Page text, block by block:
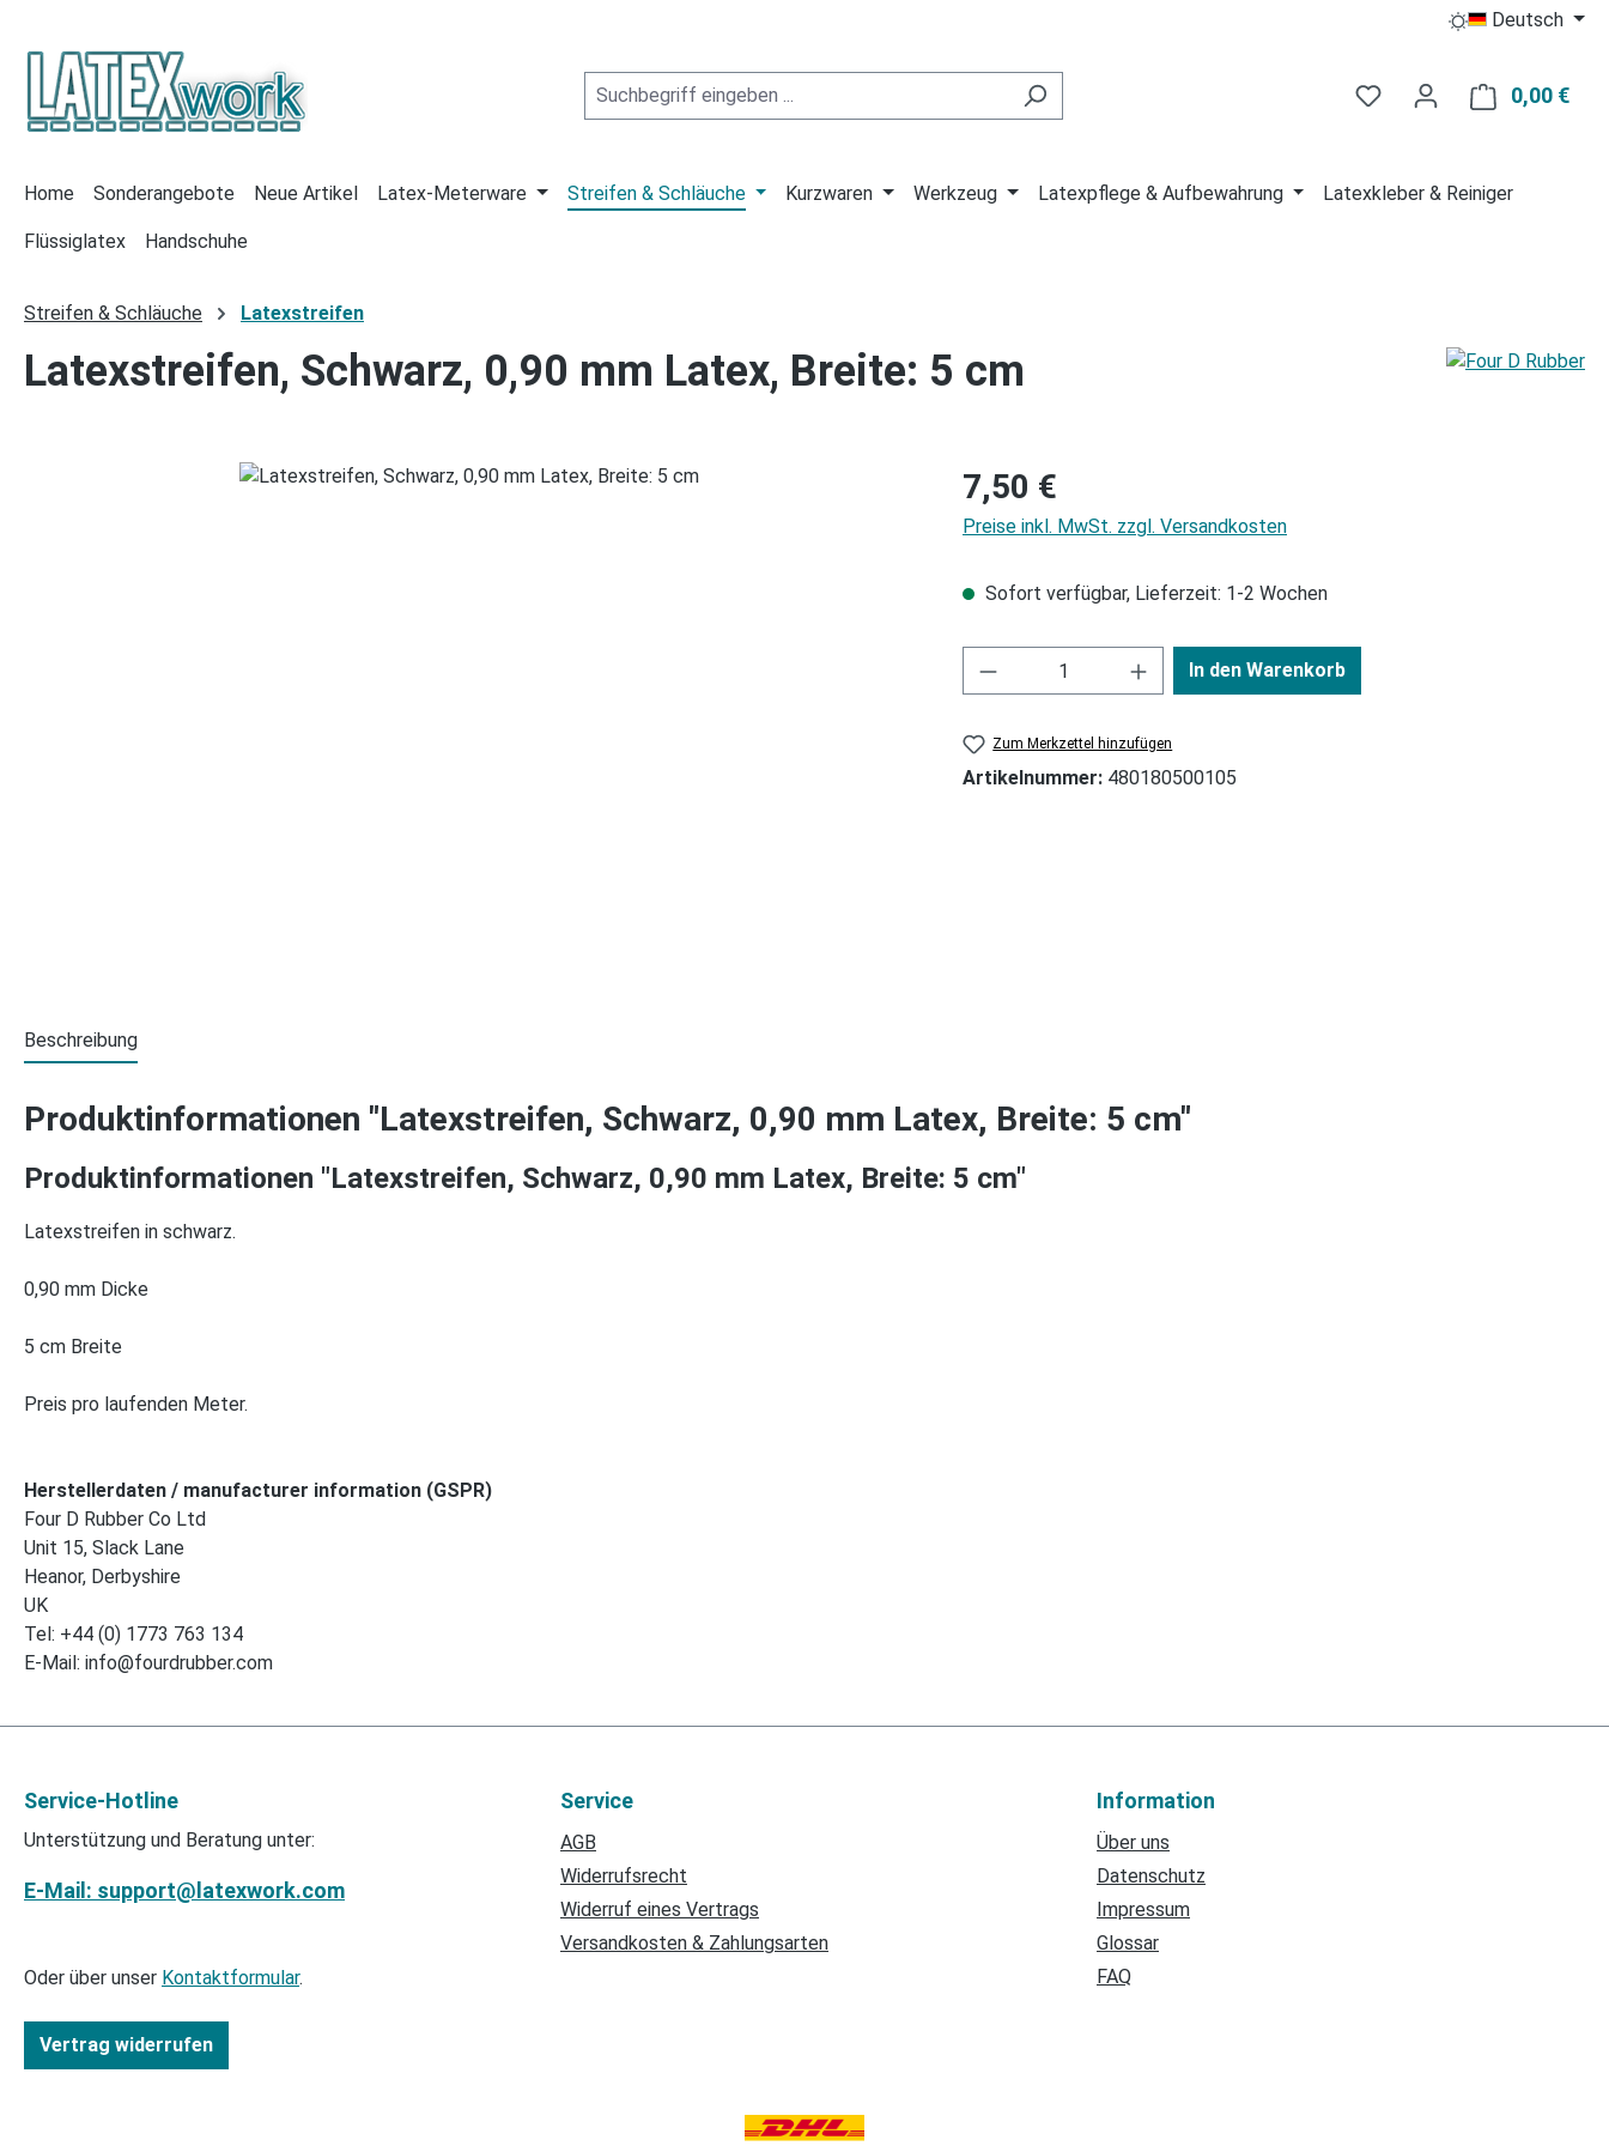
Deutsch
Du hast 0 Produkte auf
0,00 €
Home Sonderangebote Neue Artikel Latex-Meterware Streifen & Schläuche Kurzwaren Werkzeug Latexpflege & Aufbewahrung Latexkleber & Reiniger
Flüssiglatex Handschuhe
Streifen & Schläuche Latexstreifen
Latexstreifen, Schwarz, 0,90 mm Latex, Breite: 5 cm
Regulärer Preis:
7,50 €
Preise inkl. MwSt. zzgl. Versandkosten
Sofort verfügbar, Lieferzeit: 1-2 Wochen
In den Warenkorb
Zum Merkzettel hinzufügen
Artikelnummer: 480180500105
Beschreibung
Produktinformationen "Latexstreifen, Schwarz, 0,90 mm Latex, Breite: 5 cm"
Produktinformationen "Latexstreifen, Schwarz, 0,90 mm Latex, Breite: 5 cm"
Latexstreifen in schwarz.
0,90 mm Dicke
5 cm Breite
Preis pro laufenden Meter.
Herstellerdaten / manufacturer information (GSPR)
Four D Rubber Co Ltd
Unit 15, Slack Lane
Heanor, Derbyshire
UK
Tel: +44 (0) 1773 763 134
E-Mail: info@fourdrubber.com
Service-Hotline
Unterstützung und Beratung unter:
E-Mail: support@latexwork.com
Oder über unser Kontaktformular.
Vertrag widerrufen
Service
AGB
Widerrufsrecht
Widerruf eines Vertrags
Versandkosten & Zahlungsarten
Information
Über uns
Datenschutz
Impressum
Glossar
FAQ